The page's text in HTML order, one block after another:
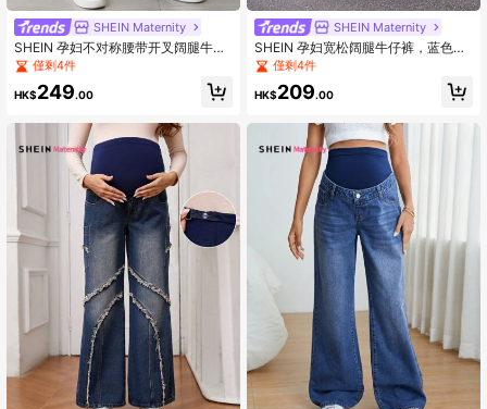
SHEIN Maternity
SHEIN 孕妇不对称腰带开叉阔腿牛仔
裤秋季妈妈牛仔裤
僅剩4件
HK$249.00
SHEIN Maternity
SHEIN 孕妇宽松阔腿牛仔裤，蓝色，
夏季波西米亚风妈妈阔腿牛仔裤
僅剩4件
HK$209.00